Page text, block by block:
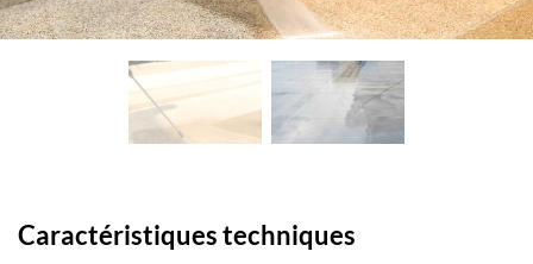
Caractéristiques techniques